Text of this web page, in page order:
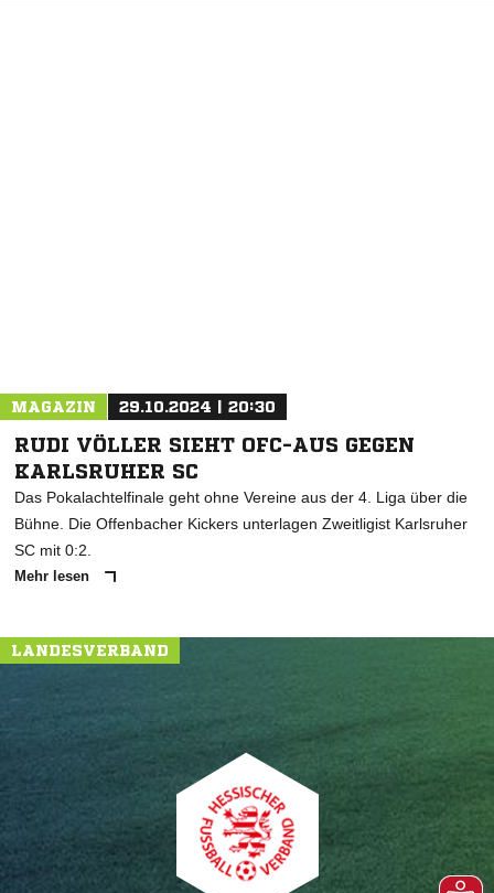
MAGAZIN 29.10.2024 | 20:30
RUDI VÖLLER SIEHT OFC-AUS GEGEN
KARLSRUHER SC
Das Pokalachtelfinale geht ohne Vereine aus der 4. Liga über die
Bühne. Die Offenbacher Kickers unterlagen Zweitligist Karlsruher
SC mit 0:2.
Mehr lesen
LANDESVERBAND